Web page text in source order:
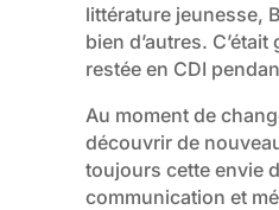
littérature jeunesse,
bien d’autres. C’était
restée en CDI
Au moment de
découvrir de
toujours cette envie
communication et